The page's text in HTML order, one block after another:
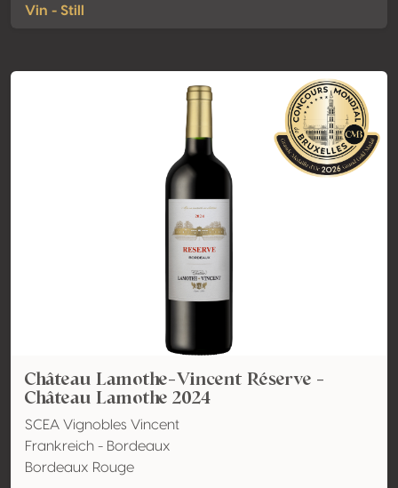
Vin - Still
Château Lamothe-Vincent Réserve -
Château Lamothe 2024
SCEA Vignobles Vincent
Frankreich - Bordeaux
Bordeaux Rouge